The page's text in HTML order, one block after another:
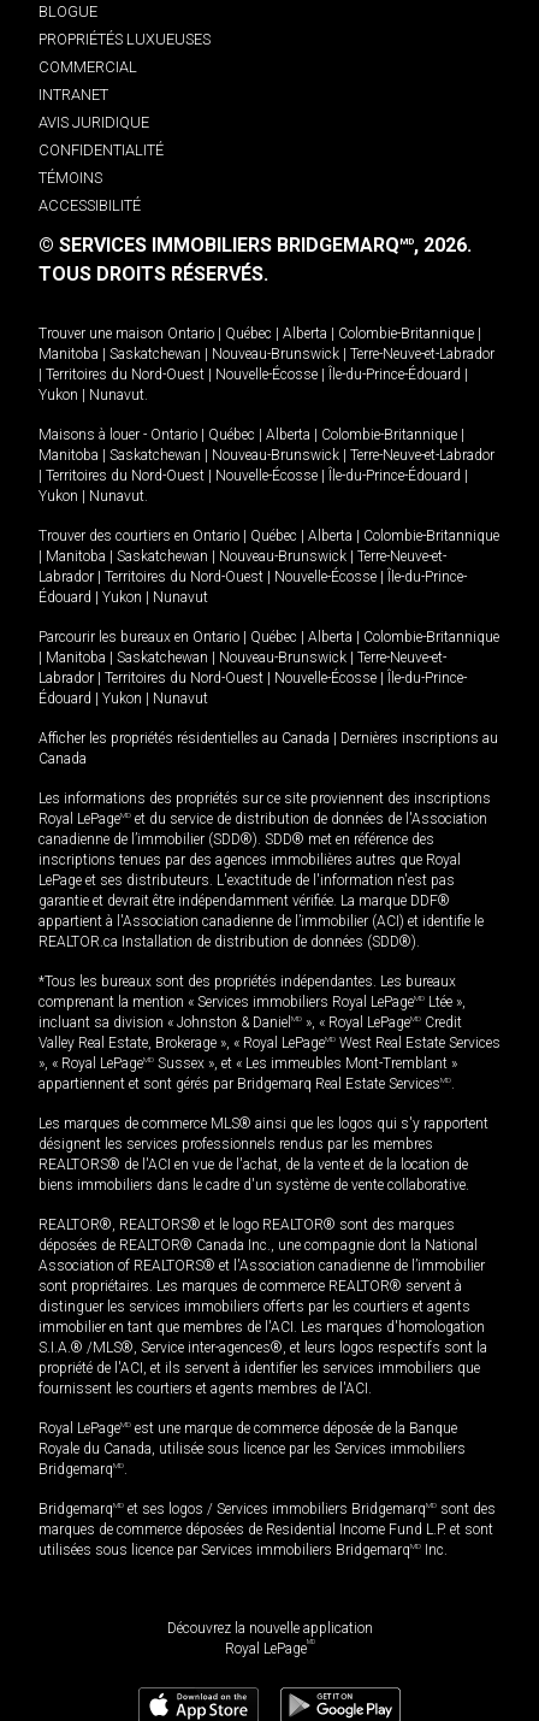
BLOGUE
PROPRIÉTÉS LUXUEUSES
COMMERCIAL
INTRANET
AVIS JURIDIQUE
CONFIDENTIALITÉ
TÉMOINS
ACCESSIBILITÉ
© SERVICES IMMOBILIERS BRIDGEMARQMD, 2026.
TOUS DROITS RÉSERVÉS.
Trouver une maison Ontario | Québec | Alberta | Colombie-Britannique |
Manitoba | Saskatchewan | Nouveau-Brunswick | Terre-Neuve-et-Labrador
| Territoires du Nord-Ouest | Nouvelle-Écosse | Île-du-Prince-Édouard |
Yukon | Nunavut
Maisons à louer - Ontario | Québec | Alberta | Colombie-Britannique |
Manitoba | Saskatchewan | Nouveau-Brunswick | Terre-Neuve-et-Labrador
| Territoires du Nord-Ouest | Nouvelle-Écosse | Île-du-Prince-Édouard |
Yukon | Nunavut
Trouver des courtiers en Ontario | Québec | Alberta | Colombie-Britannique
| Manitoba | Saskatchewan | Nouveau-Brunswick | Terre-Neuve-et-
Labrador | Territoires du Nord-Ouest | Nouvelle-Écosse | Île-du-Prince-
Édouard | Yukon | Nunavut
Parcourir les bureaux en Ontario | Québec | Alberta | Colombie-Britannique
| Manitoba | Saskatchewan | Nouveau-Brunswick | Terre-Neuve-et-
Labrador | Territoires du Nord-Ouest | Nouvelle-Écosse | Île-du-Prince-
Édouard | Yukon | Nunavut
Afficher les propriétés résidentielles au Canada | Dernières inscriptions au
Canada
Les informations des propriétés sur ce site proviennent des inscriptions
Royal LePageMD et du service de distribution de données de l'Association
canadienne de l’immobilier (SDD®). SDD® met en référence des
inscriptions tenues par des agences immobilières autres que Royal
LePage et ses distributeurs. L'exactitude de l'information n'est pas
garantie et devrait être indépendamment vérifiée. La marque DDF®
appartient à l'Association canadienne de l’immobilier (ACI) et identifie le
REALTOR.ca Installation de distribution de données (SDD®).
*Tous les bureaux sont des propriétés indépendantes. Les bureaux
comprenant la mention « Services immobiliers Royal LePageMD Ltée »,
incluant sa division « Johnston & Daniel MD », « Royal LePageMD Credit
Valley Real Estate, Brokerage », « Royal LePageMD West Real Estate Services
», « Royal LePageMD Sussex », et « Les immeubles Mont-Tremblant »
appartiennent et sont gérés par Bridgemarq Real Estate ServicesMD
Les marques de commerce MLS® ainsi que les logos qui s'y rapportent
désignent les services professionnels rendus par les membres
REALTORS® de l'ACI en vue de l'achat, de la vente et de la location de
biens immobiliers dans le cadre d'un système de vente collaborative.
REALTOR®, REALTORS® et le logo REALTOR® sont des marques
déposées de REALTOR® Canada Inc., une compagnie dont la National
Association of REALTORS® et l'Association canadienne de l’immobilier
sont propriétaires. Les marques de commerce REALTOR® servent à
distinguer les services immobiliers offerts par les courtiers et agents
immobilier en tant que membres de l'ACI. Les marques d'homologation
S.I.A.® /MLS®, Service inter-agences®, et leurs logos respectifs sont la
propriété de l'ACI, et ils servent à identifier les services immobiliers que
fournissent les courtiers et agents membres de l'ACI.
Royal LePageMD est une marque de commerce déposée de la Banque
Royale du Canada, utilisée sous licence par les Services immobiliers
BridgemarqMD
BridgemarqMD et ses logos / Services immobiliers BridgemarqMD sont des
marques de commerce déposées de Residential Income Fund L.P. et sont
utilisées sous licence par Services immobiliers BridgemarqMD Inc.
Découvrez la nouvelle application
Royal LePageMD